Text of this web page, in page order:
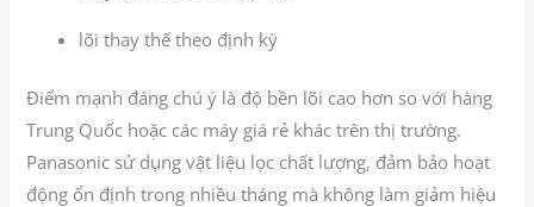
lõi thay thế theo định kỳ
Điểm mạnh đáng chú ý là độ bền lõi cao hơn so với hàng
Trung Quốc hoặc các máy giá rẻ khác trên thị trường.
Panasonic sử dụng vật liệu lọc chất lượng, đảm bảo hoạt
động ổn định trong nhiều tháng mà không làm giảm hiệu